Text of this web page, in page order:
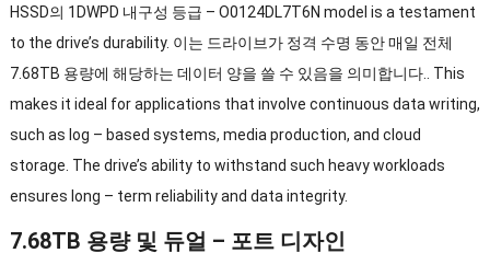
HSSD의 1DWPD 내구성 등급 – O0124DL7T6N model is a testament
to the drive’s durability. 이는 드라이브가 정격 수명 동안 매일 전체
7.68TB 용량에 해당하는 데이터 양을 쓸 수 있음을 의미합니다.. This
makes it ideal for applications that involve continuous data writing,
such as log – based systems, media production, and cloud
storage The drive’s ability to withstand such heavy workloads
ensures long – term reliability and data integrity.
7.68TB 용량 및 듀얼 – 포트 디자인